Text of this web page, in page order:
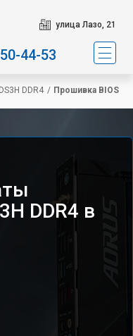
улица Лазо, 21
44-53
DDR4 / Прошивка BIOS
DDR4 в